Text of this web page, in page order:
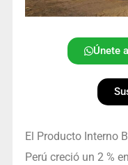
Únete
El Producto Interno
Perú creció un 2 %